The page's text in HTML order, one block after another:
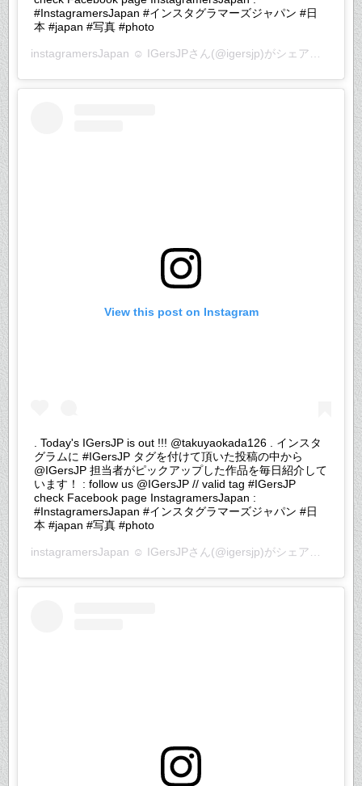
#InstagramersJapan #インスタグラマーズジャパン #日
本 #japan #写真 #photo
instagramersJapan ☺︎ IGersJPさん(@igersjp)がシェアした投稿 –
View this post on Instagram
. Today's IGersJP is out !!! @takuyaokada126 . インスタ
グラムに #IGersJP タグを付けて頂いた投稿の中から
@IGersJP 担当者がピックアップした作品を毎日紹介して
います！ : follow us @IGersJP // valid tag #IGersJP
check Facebook page InstagramersJapan :
#InstagramersJapan #インスタグラマーズジャパン #日
本 #japan #写真 #photo
instagramersJapan ☺︎ IGersJPさん(@igersjp)がシェアした投稿 –